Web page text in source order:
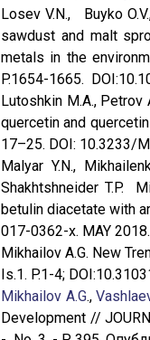
Losev V.N., Buyko
sawdust and malt
metals in the
P.1654-1665.
Lutoshkin M.A., Petrov
quercetin and
17–25. DOI: 10.3233/
Malyar Y.N.,
Shakhtshneider T.P.
betulin diacetate with
017-0362-x. MAY
Mikhailov A.G. New
Is.1. P.1-4;
Mikhailov A.G.,
Development //